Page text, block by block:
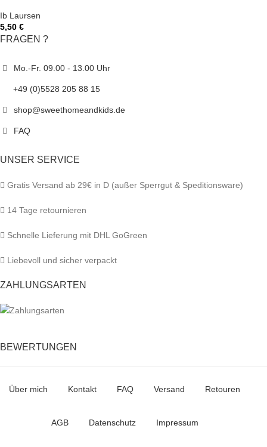
Ib Laursen
5,50 €
FRAGEN ?
Mo.-Fr. 09.00 - 13.00 Uhr
+49 (0)5528 205 88 15
shop@sweethomeandkids.de
FAQ
UNSER SERVICE
Gratis Versand ab 29€ in D (außer Sperrgut & Speditionsware)
14 Tage retournieren
Schnelle Lieferung mit DHL GoGreen
Liebevoll und sicher verpackt
ZAHLUNGSARTEN
BEWERTUNGEN
Über mich Kontakt FAQ Versand Retouren
AGB Datenschutz Impressum